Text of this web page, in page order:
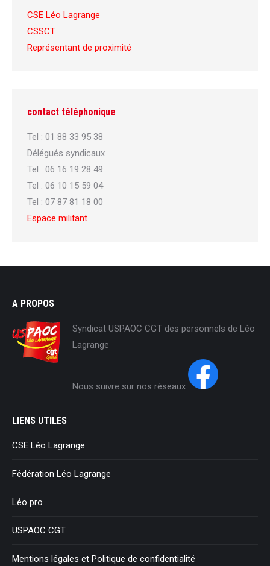
CSE Léo Lagrange
CSSCT
Représentant de proximité
contact téléphonique
Tel : 01 88 33 95 38
Délégués syndicaux
Tel : 06 16 19 28 49
Tel : 06 10 15 59 04
Tel : 07 87 81 18 00
Espace militant
A PROPOS
Syndicat USPAOC CGT des personnels de Léo
Lagrange
Nous suivre sur nos réseaux
LIENS UTILES
CSE Léo Lagrange
Fédération Léo Lagrange
Léo pro
USPAOC CGT
Mentions légales et Politique de confidentialité